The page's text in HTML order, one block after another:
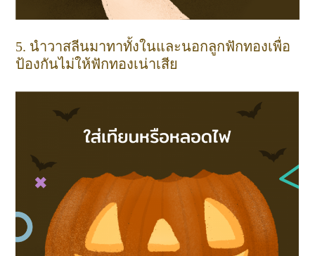
5. นำวาสลีนมาทาทั้งในและนอกลูกฟักทองเพื่อ
ป้องกันไม่ให้ฟักทองเน่าเสีย